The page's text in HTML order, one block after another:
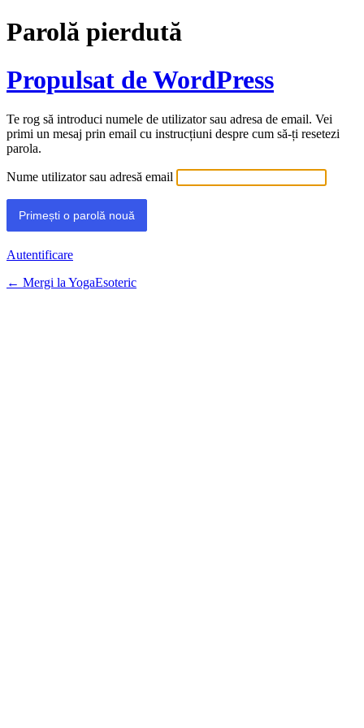
Parolă pierdută
Propulsat de WordPress
Te rog să introduci numele de utilizator sau adresa de email. Vei
primi un mesaj prin email cu instrucțiuni despre cum să-ți resetezi
parola.
Nume utilizator sau adresă email
Autentificare
← Mergi la YogaEsoteric